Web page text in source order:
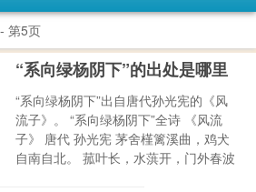
- 第5页
“系向绿杨阴下”的出处是哪里
“系向绿杨阴下”出自唐代孙光宪的《风
流子》。 “系向绿杨阴下”全诗 《风流
子》 唐代 孙光宪 茅舍槿篱溪曲，鸡犬
自南自北。 菰叶长，水葓开，门外春波